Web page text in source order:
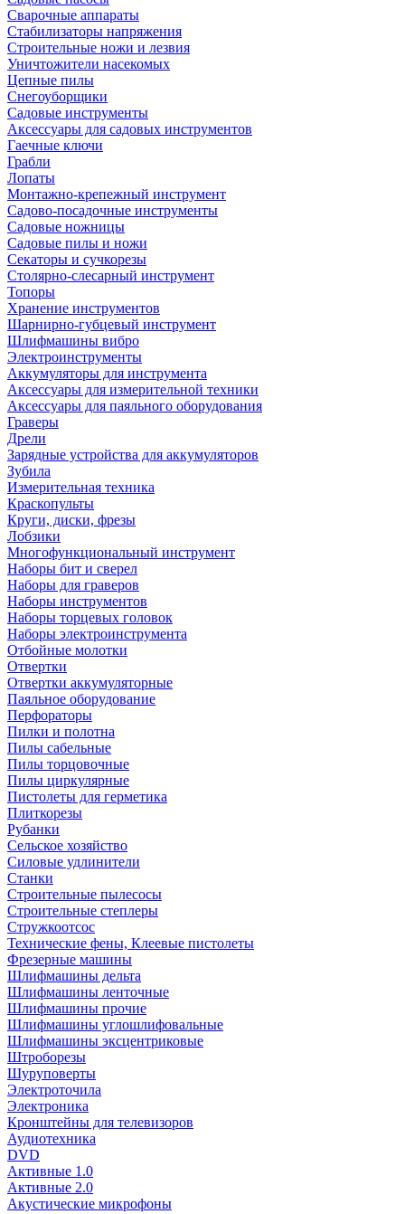
Сварочные аппараты
Стабилизаторы напряжения
Строительные ножи и лезвия
Уничтожители насекомых
Цепные пилы
Снегоуборщики
Садовые инструменты
Аксессуары для садовых инструментов
Гаечные ключи
Грабли
Лопаты
Монтажно-крепежный инструмент
Садово-посадочные инструменты
Садовые ножницы
Садовые пилы и ножи
Секаторы и сучкорезы
Столярно-слесарный инструмент
Топоры
Хранение инструментов
Шарнирно-губцевый инструмент
Шлифмашины вибро
Электроинструменты
Аккумуляторы для инструмента
Аксессуары для измерительной техники
Аксессуары для паяльного оборудования
Граверы
Дрели
Зарядные устройства для аккумуляторов
Зубила
Измерительная техника
Краскопульты
Круги, диски, фрезы
Лобзики
Многофункциональный инструмент
Наборы бит и сверел
Наборы для граверов
Наборы инструментов
Наборы торцевых головок
Наборы электроинструмента
Отбойные молотки
Отвертки
Отвертки аккумуляторные
Паяльное оборудование
Перфораторы
Пилки и полотна
Пилы сабельные
Пилы торцовочные
Пилы циркулярные
Пистолеты для герметика
Плиткорезы
Рубанки
Сельское хозяйство
Силовые удлинители
Станки
Строительные пылесосы
Строительные степлеры
Стружкоотсос
Технические фены, Клеевые пистолеты
Фрезерные машины
Шлифмашины дельта
Шлифмашины ленточные
Шлифмашины прочие
Шлифмашины углошлифовальные
Шлифмашины эксцентриковые
Штроборезы
Шуруповерты
Электроточила
Электроника
Кронштейны для телевизоров
Аудиотехника
DVD
Активные 1.0
Активные 2.0
Акустические микрофоны